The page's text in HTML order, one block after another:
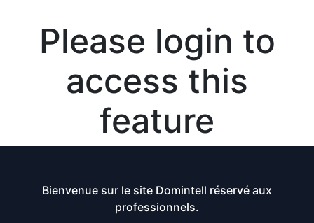
Please login to
access this
feature
Bienvenue sur le site Domintell réservé aux
professionnels.